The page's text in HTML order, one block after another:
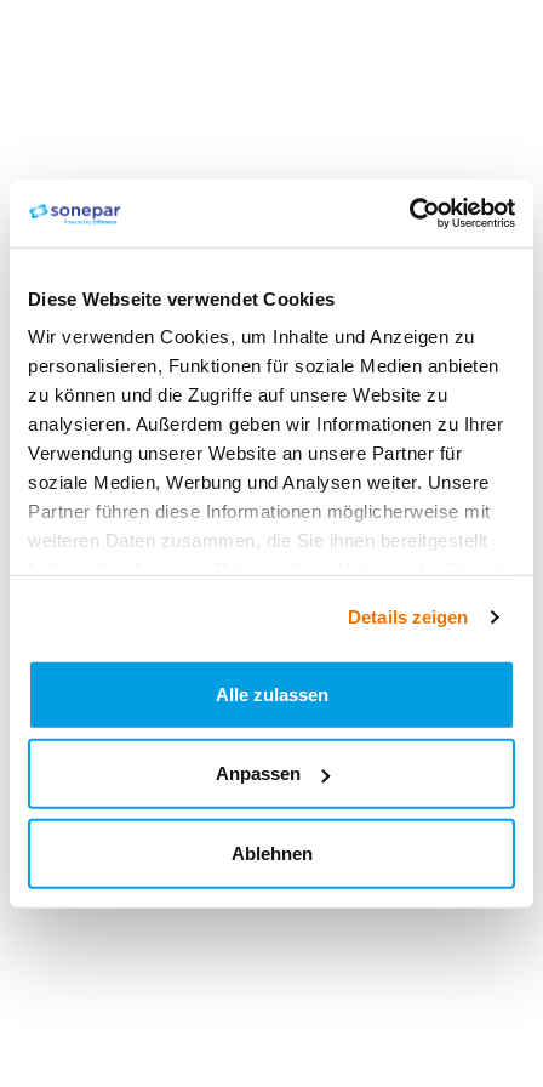
Diese Webseite verwendet Cookies
Wir verwenden Cookies, um Inhalte und Anzeigen zu
personalisieren, Funktionen für soziale Medien anbieten
zu können und die Zugriffe auf unsere Website zu
analysieren. Außerdem geben wir Informationen zu Ihrer
Verwendung unserer Website an unsere Partner für
soziale Medien, Werbung und Analysen weiter. Unsere
Partner führen diese Informationen möglicherweise mit
weiteren Daten zusammen, die Sie ihnen bereitgestellt
Details zeigen
Alle zulassen
Anpassen
Ablehnen